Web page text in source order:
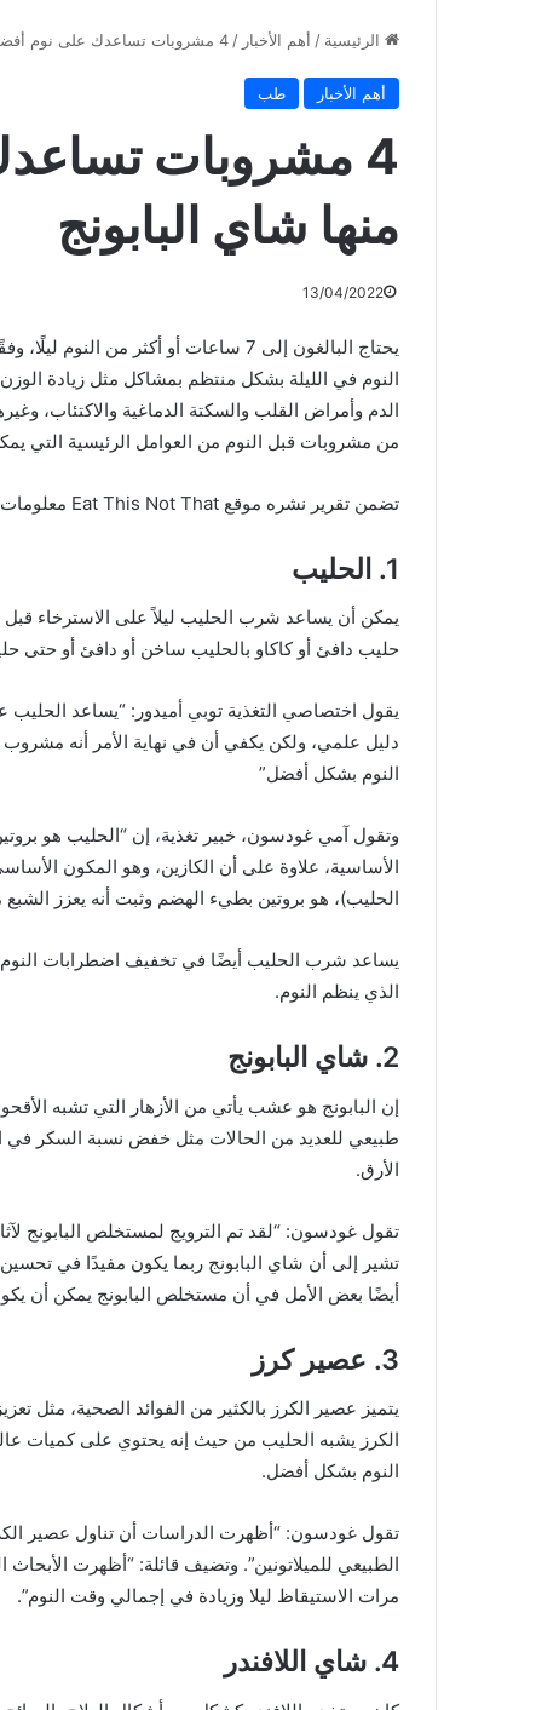
الرئيسية / أهم الأخبار / 4 مشروبات تساعدك على نوم أفضل ليلاً … منها شاي البابونج
أهم الأخبار طب
4 مشروبات
منها شاي البابونج
13/04/2022
يحتاج البالغون إلى 7 ساعات أو أكثر
الدم وأمراض القلب والسكتة الدماغية والاكتئاب،
من مشروبات قبل النوم من العوامل الرئيسية التي
تضمن تقرير نشره موقع Eat This Not That معلومات تم جمعها من بعض خبراء التغذية ما يلي:
1. الحليب
يمكن أن يساعد شرب الحليب ليلاً على الاسترخاء
حليب دافئ أو كاكاو بالحليب ساخن أو دافئ أو حتى
يقول اختصاصي التغذية توبي أميدور: “يساعد الحليب
دليل علمي، ولكن يكفي أن في نهاية الأمر أنه
النوم بشكل أفضل”
وتقول آمي غودسون، خبير تغذية، إن “الحليب هو
الحليب)، هو بروتين بطيء الهضم وثبت أنه يعزز
يساعد شرب الحليب أيضًا في تخفيف اضطرابات النوم،
الذي ينظم النوم.
2. شاي البابونج
طبيعي للعديد من الحالات مثل خفض نسبة السكر في
الأرق.
تقول غودسون: “لقد تم الترويج لمستخلص البابونج
تشير إلى أن شاي البابونج ربما يكون مفيدًا في
أيضًا بعض الأمل في أن مستخلص البابونج يمكن أن
3. عصير كرز
يتميز عصير الكرز بالكثير من الفوائد الصحية، مثل
الكرز يشبه الحليب من حيث إنه يحتوي على كميات
النوم بشكل أفضل.
تقول غودسون: “أظهرت الدراسات أن تناول عصير
الطبيعي للميلاتونين”. وتضيف قائلة: “أظهرت
مرات الاستيقاظ ليلا وزيادة في إجمالي وقت النوم”.
4. شاي اللافندر